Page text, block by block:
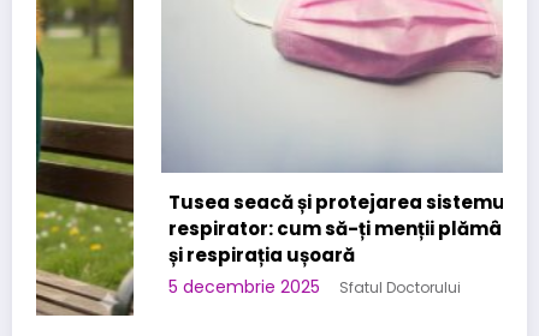
Tusea seacă și protejarea sistemului
respirator: cum să-ți menții plămânii sănătoși
și respirația ușoară
5 decembrie 2025 Sfatul Doctorului